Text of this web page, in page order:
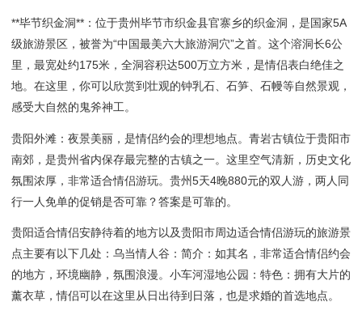
**毕节织金洞**：位于贵州毕节市织金县官寨乡的织金洞，是国家5A
级旅游景区，被誉为“中国最美六大旅游洞穴”之首。这个溶洞长6公
里，最宽处约175米，全洞容积达500万立方米，是情侣表白绝佳之
地。在这里，你可以欣赏到壮观的钟乳石、石笋、石幔等自然景观，
感受大自然的鬼斧神工。
贵阳外滩：夜景美丽，是情侣约会的理想地点。青岩古镇位于贵阳市
南郊，是贵州省内保存最完整的古镇之一。这里空气清新，历史文化
氛围浓厚，非常适合情侣游玩。贵州5天4晚880元的双人游，两人同
行一人免单的促销是否可靠？答案是可靠的。
贵阳适合情侣安静待着的地方以及贵阳市周边适合情侣游玩的旅游景
点主要有以下几处：乌当情人谷：简介：如其名，非常适合情侣约会
的地方，环境幽静，氛围浪漫。小车河湿地公园：特色：拥有大片的
薰衣草，情侣可以在这里从日出待到日落，也是求婚的首选地点。